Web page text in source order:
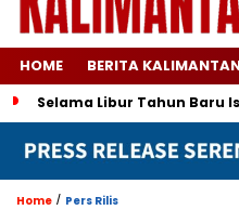
HOME BERITA
Selama Libur Tahun Baru
Home / Pers Rilis